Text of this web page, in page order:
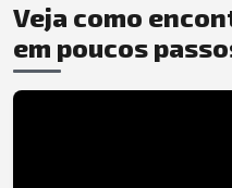
Veja como
em poucos